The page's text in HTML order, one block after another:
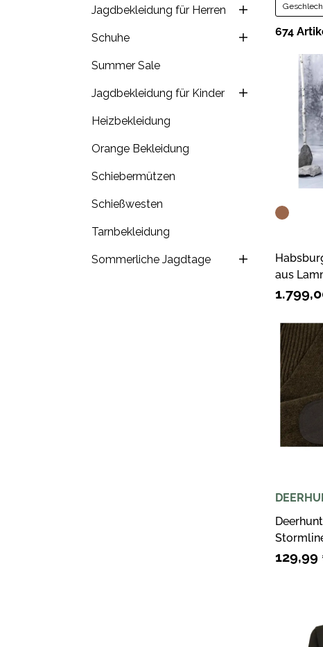
Jagdbekleidung für Herren
Schuhe
Summer Sale
Jagdbekleidung für Kinder
Heizbekleidung
Orange Bekleidung
Schiebermützen
Schießwesten
Tarnbekleidung
Sommerliche Jagdtage
674
aus
Wagrain
129,99